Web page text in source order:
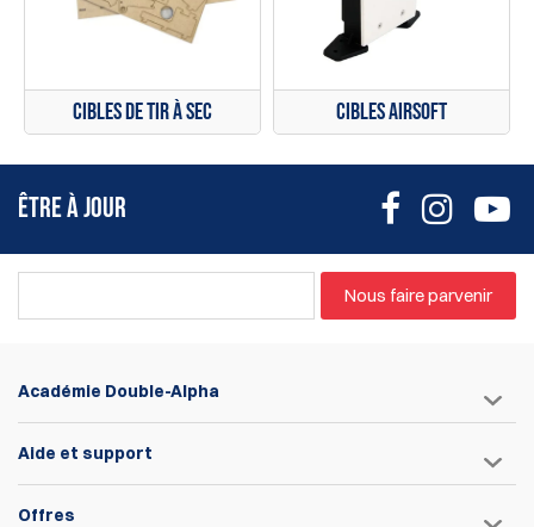
Cibles de tir à sec Cibles Airsoft
ÊTRE À JOUR
Nous faire parvenir
Académie Double-Alpha
Aide et support
Offres